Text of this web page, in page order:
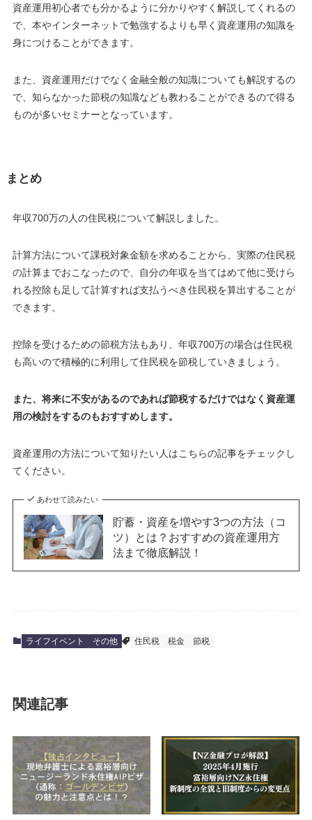
資産運用初心者でも分かるように分かりやすく解説してくれるの
で、本やインターネットで勉強するよりも早く資産運用の知識を
身につけることができます。
また、資産運用だけでなく金融全般の知識についても解説するの
で、知らなかった節税の知識なども教わることができるので得る
ものが多いセミナーとなっています。
まとめ
年収700万の人の住民税について解説しました。
計算方法について課税対象金額を求めることから、実際の住民税
の計算までおこなったので、自分の年収を当てはめて他に受けら
れる控除も足して計算すれば支払うべき住民税を算出することが
できます。
控除を受けるための節税方法もあり、年収700万の場合は住民税
も高いので積極的に利用して住民税を節税していきましょう。
また、将来に不安があるのであれば節税するだけではなく資産運
用の検討をするのもおすすめします。
資産運用の方法について知りたい人はこちらの記事をチェックし
てください。
あわせて読みたい
貯蓄・資産を増やす3つの方法（コ
ツ）とは？おすすめの資産運用方
法まで徹底解説！
ライフイベント その他 住民税 税金 節税
関連記事